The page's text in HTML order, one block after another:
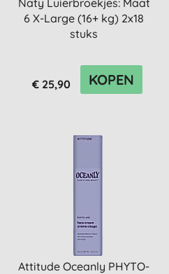
Naty Luierbroekjes: Maat
6 X-Large (16+ kg) 2x18
stuks
€ 25,90 KOPEN
Attitude Oceanly PHYTO-